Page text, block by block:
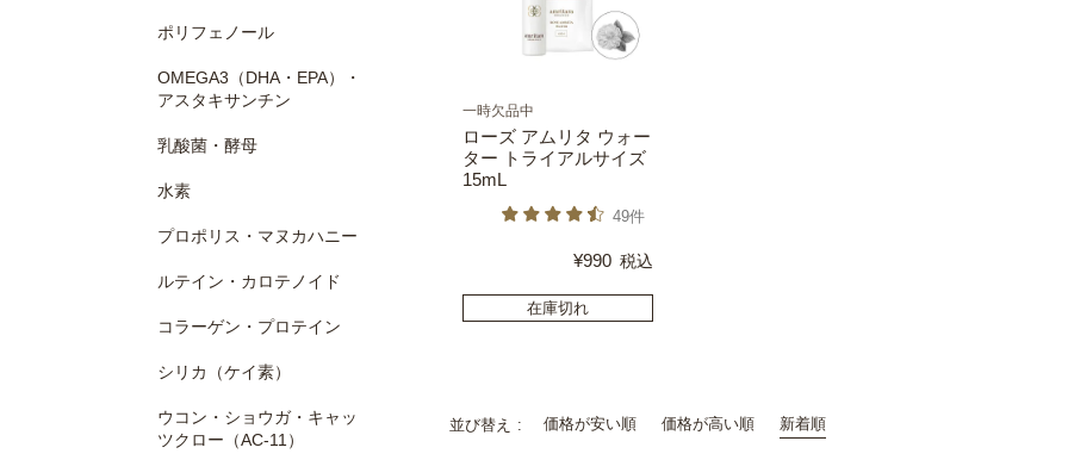
ポリフェノール
OMEGA3（DHA・EPA）・
アスタキサンチン
乳酸菌・酵母
水素
プロポリス・マヌカハニー
ルテイン・カロテノイド
コラーゲン・プロテイン
シリカ（ケイ素）
ウコン・ショウガ・キャッ
ツクロー（AC-11）
一時欠品中
ローズ アムリタ ウォー
ター トライアルサイズ
15mL
49件
¥990 税込
在庫切れ
並び替え 価格が安い順 価格が高い順 新着順